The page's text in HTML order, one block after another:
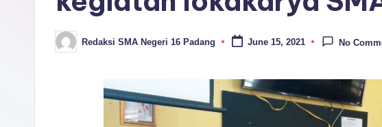
A
DPosted
by
Redaksi SMA Negeri 16 Padang June 15, 2021 No